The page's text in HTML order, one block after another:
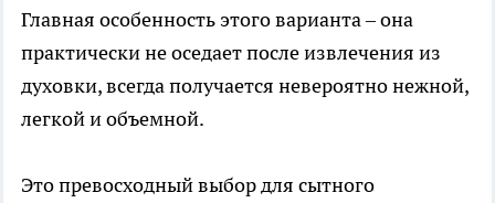
Главная особенность этого варианта – она
практически не оседает после извлечения из
духовки, всегда получается невероятно нежной,
легкой и объемной.
Это превосходный выбор для сытного